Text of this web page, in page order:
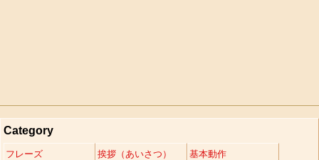
Category
フレーズ 挨拶（あいさつ） 基本動作